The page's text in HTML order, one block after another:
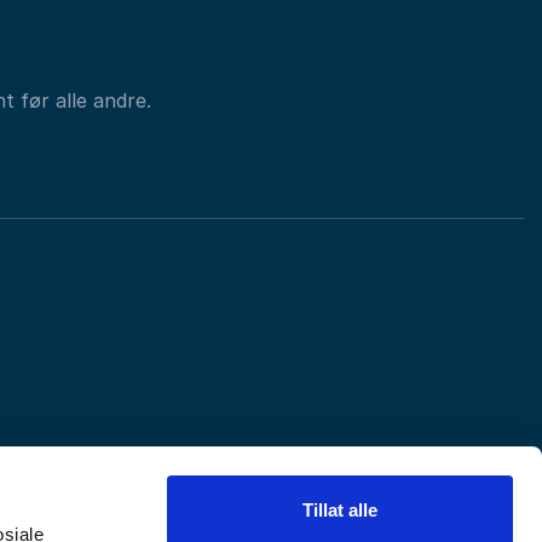
Tillat alle
før alle andre.